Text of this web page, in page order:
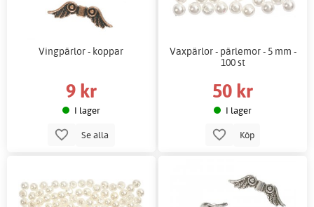
Vingpärlor - koppar
9 kr
I lager
Se alla
Vaxpärlor - pärlemor - 5 mm -
100 st
50 kr
I lager
Köp